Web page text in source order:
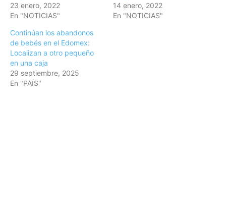
23 enero, 2022
En "NOTICIAS"
14 enero, 2022
En "NOTICIAS"
Continúan los abandonos
de bebés en el Edomex:
Localizan a otro pequeño
en una caja
29 septiembre, 2025
En "PAÍS"